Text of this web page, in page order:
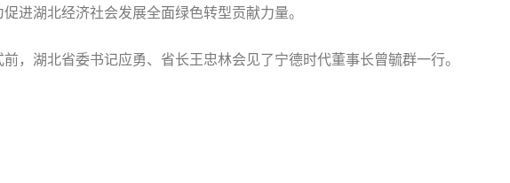
进湖北经济社会发展全面绿色转型贡献力量。
，湖北省委书记应勇、省长王忠林会见了宁德时代董事长曾毓群一行。